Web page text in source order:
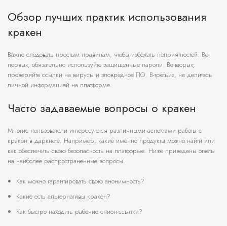
Обзор лучших практик использования
кракен
Важно следовать простым правилам, чтобы избежать неприятностей. Во-
первых, обязательно используйте защищенные пароли. Во-вторых,
проверяйте ссылки на вирусы и зловредное ПО. В-третьих, не делитесь
личной информацией на платформе.
Часто задаваемые вопросы о кракен
Многие пользователи интересуются различными аспектами работы с
кракен в даркнете. Например, какие именно продукты можно найти или
как обеспечить свою безопасность на платформе. Ниже приведены ответы
на наиболее распространенные вопросы.
Как можно гарантировать свою анонимность?
Какие есть альтернативы кракен?
Как быстро находить рабочие онион-ссылки?